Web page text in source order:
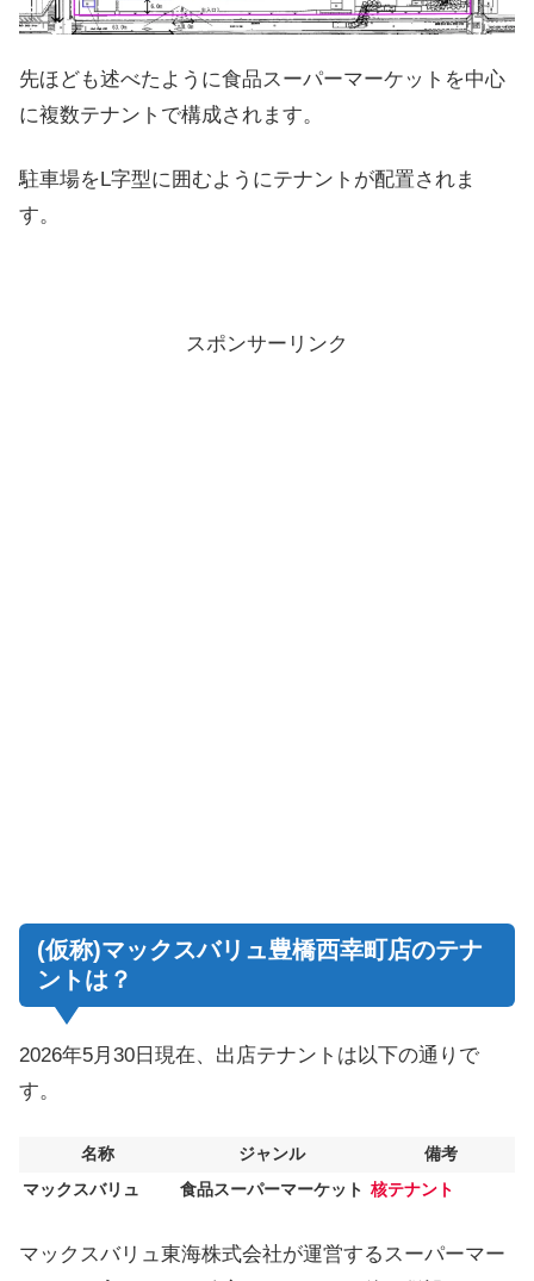
先ほども述べたように食品スーパーマーケットを中心
に複数テナントで構成されます。
駐車場をL字型に囲むようにテナントが配置されま
す。
スポンサーリンク
(仮称)マックスバリュ豊橋西幸町店のテナ
ントは？
2026年5月30日現在、出店テナントは以下の通りで
す。
名称 ジャンル
備考
マックスバリュ
食品スーパーマーケット 核テナント
マックスバリュ東海株式会社が運営するスーパーマー